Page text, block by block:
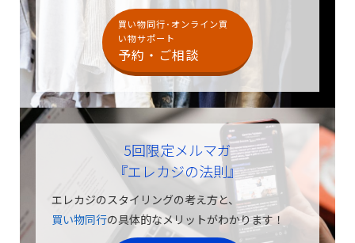
買い物同行･オンライン買
い物サポート
予約・ご相談
5回限定メルマガ
『エレカジの法則』
エレカジのスタイリングの考え方と、
買い物同行の具体的なメリットがわかります！